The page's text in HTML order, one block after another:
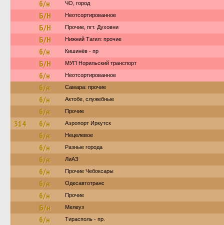
б/н ЧО, город
Б/Н Неотсортированное
Б/Н Прочие, пгт. Духовни
Б/Н Нижний Тагил: прочие
б/н Кишинёв - пр
Б/Н МУП Норильский транспорт
б/н Неотсортированное
б/н Самара: прочие
б/н Актобе, служебные
б/н Прочие
314 б/н Аэропорт Иркутск
б/н Нецелевое
б/н Разные города
б/н ЛиАЗ
б/н Прочие Чебоксары
б/н Одесавтотранс
б/н Прочие
Б/н Мелеуз
б/н Тирасполь - пр.